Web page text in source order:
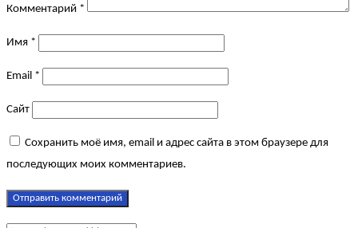
Комментарий *
Имя *
Email *
Сайт
Сохранить моё имя, email и адрес сайта в этом браузере для
последующих моих комментариев.